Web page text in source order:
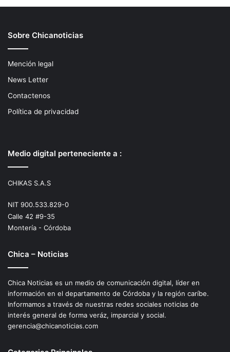
Sobre Chicanoticias
Mención legal
News Letter
Contactenos
Política de privacidad
Medio digital perteneciente a :
CHIKAS S.A.S
NIT 900.533.829-0
Calle 42 #9-35
Montería - Córdoba
Chica – Noticias
Chica Noticias es un medio de comunicación digital, líder en
información en el departamento de Córdoba y la región caríbe.
Informamos a través de nuestras redes sociales noticias de
interés general de forma veráz, imparcial y social.
gerencia@chicanoticias.com